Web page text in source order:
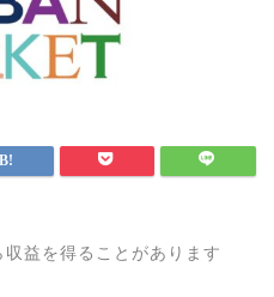
益を得ることがあります